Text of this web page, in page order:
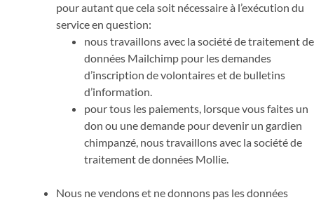
pour autant que cela soit nécessaire à l’exécution du
service en question:
nous travaillons avec la société de traitement de
données Mailchimp pour les demandes
d’inscription de volontaires et de bulletins
d’information.
pour tous les paiements, lorsque vous faites un
don ou une demande pour devenir un gardien
chimpanzé, nous travaillons avec la société de
traitement de données Mollie.
Nous ne vendons et ne donnons pas les données